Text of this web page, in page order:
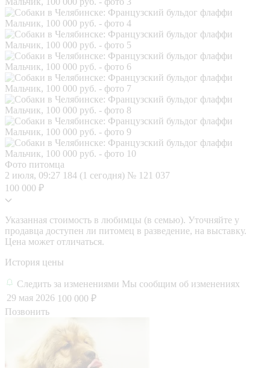
Фото питомца
2 июля, 09:27 184 (1 сегодня) № 121 037
100 000 ₽
Указанная стоимость в любимцы (в семью). Уточняйте у
продавца доступен ли питомец в разведение, на выставку.
Цена может отличаться.
История цены
Следить за изменениями Мы сообщим об изменениях
29 мая 2026 100 000 ₽
Позвонить